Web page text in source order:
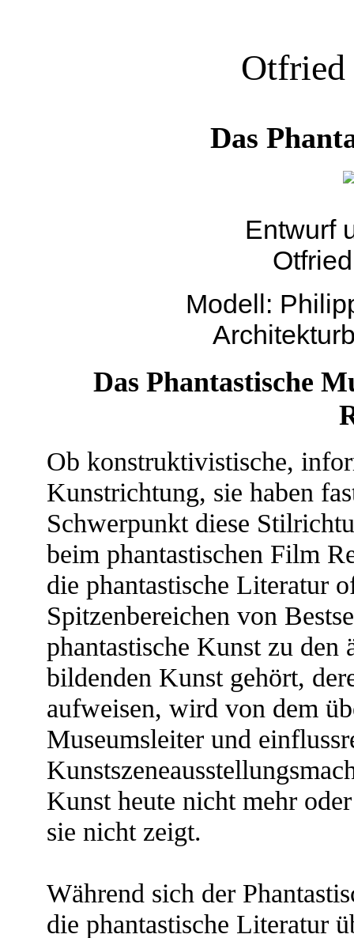
Das
Entwurf
Modell:
Das Phantastische
Ob konstruktivistische,
Kunstrichtung, sie haben
Schwerpunkt diese
beim phantastischen Film
die phantastische Literatur
Spitzenbereichen von
phantastische Kunst zu den
bildenden Kunst gehört,
aufweisen, wird von dem
Museumsleiter und
Kunst heute nicht mehr
sie nicht zeigt.
Während sich der
die phantastische Literatur